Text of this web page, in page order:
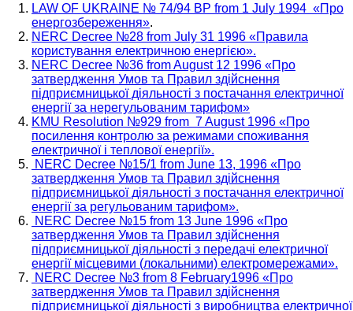
LAW OF UKRAINE № 74/94 BP from 1 July 1994 «Про
енергозбереження».
NERC Decree №28 from July 31 1996 «Правила
користування електричною енергією».
NERC Decree №36 from August 12 1996 «Про
затвердження Умов та Правил здійснення
підприємницької діяльності з постачання електричної
енергії за нерегульованим тарифом»
KMU Resolution №929 from 7 August 1996 «Про
посилення контролю за режимами споживання
електричної і теплової енергії».
NERC Decree №15/1 from June 13, 1996 «Про
затвердження Умов та Правил здійснення
підприємницької діяльності з постачання електричної
енергії за регульованим тарифом».
NERC Decree №15 from 13 June 1996 «Про
затвердження Умов та Правил здійснення
підприємницької діяльності з передачі електричної
енергії місцевими (локальними) електромережами».
NERC Decree №3 from 8 February1996 «Про
затвердження Умов та Правил здійснення
підприємницької діяльності з виробництва електричної